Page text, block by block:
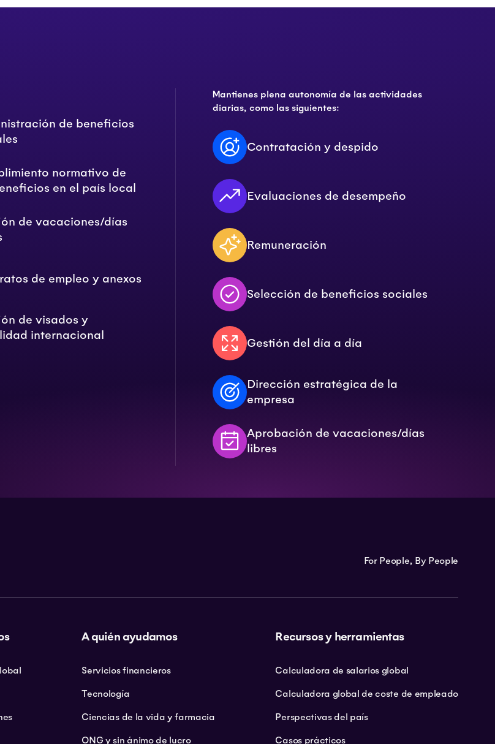
de beneficios
normativo de
en el país local
de vacaciones/días
de empleo y anexos
de visados y
internacional
Mantienes plena autonomía de las actividades
diarias, como las siguientes:
Contratación y despido
Evaluaciones de desempeño
Remuneración
Selección de beneficios sociales
Gestión del día a día
Dirección estratégica de la
empresa
Aprobación de vacaciones/días
libres
For People, By People
A quién ayudamos
Servicios financieros
Tecnología
Ciencias de la vida y farmacia
ONG y sin ánimo de lucro
Recursos y herramientas
Calculadora de salarios global
Calculadora global de coste de empleado
Perspectivas del país
Casos prácticos